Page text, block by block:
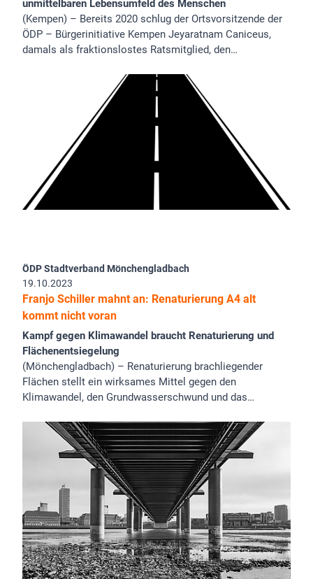
unmittelbaren Lebensumfeld des Menschen
(Kempen) – Bereits 2020 schlug der Ortsvorsitzende der
ÖDP – Bürgerinitiative Kempen Jeyaratnam Caniceus,
damals als fraktionslostes Ratsmitglied, den…
ÖDP Stadtverband Mönchengladbach
19.10.2023
Franjo Schiller mahnt an: Renaturierung A4 alt
kommt nicht voran
Kampf gegen Klimawandel braucht Renaturierung und
Flächenentsiegelung
(Mönchengladbach) – Renaturierung brachliegender
Flächen stellt ein wirksames Mittel gegen den
Klimawandel, den Grundwasserschwund und das…